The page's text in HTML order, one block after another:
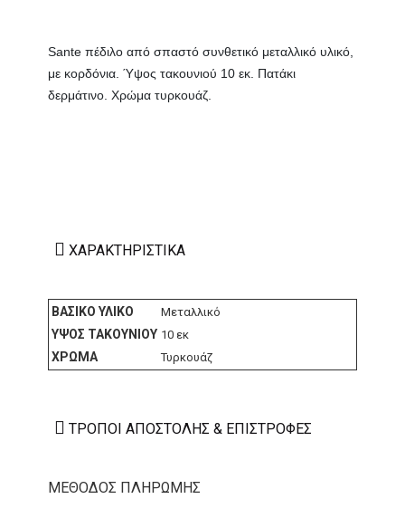
Sante πέδιλο από σπαστό συνθετικό μεταλλικό υλικό,
με κορδόνια. Ύψος τακουνιού 10 εκ. Πατάκι
δερμάτινο. Χρώμα τυρκουάζ.
ΧΑΡΑΚΤΗΡΙΣΤΙΚΆ
ΒΑΣΙΚΌ ΥΛΙΚΌ Μεταλλικό
ΎΨΟΣ ΤΑΚΟΥΝΙΟΎ 10 εκ
ΧΡΏΜΑ Τυρκουάζ
ΤΡΌΠΟΙ ΑΠΟΣΤΟΛΉΣ & ΕΠΙΣΤΡΟΦΈΣ
ΜΕΘΟΔΟΣ ΠΛΗΡΩΜΗΣ